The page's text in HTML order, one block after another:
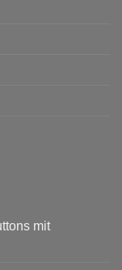
mit